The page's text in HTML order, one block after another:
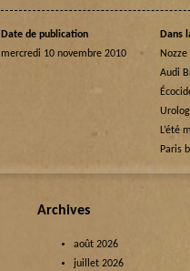
Date de publication
mercredi 10 novembre 2010
Dans
Audi
L’été
Paris
Archives
août 2026
juillet 2026